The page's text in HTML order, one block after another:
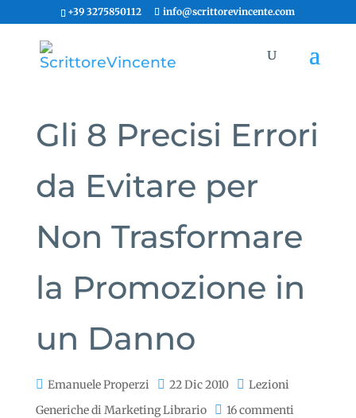
+39 3275850112 info@scrittorevincente.com
Gli 8 Precisi Errori
da Evitare per
Non Trasformare
la Promozione in
un Danno
Emanuele Properzi 22 Dic 2010
Lezioni
Generiche di Marketing Librario
16 commenti